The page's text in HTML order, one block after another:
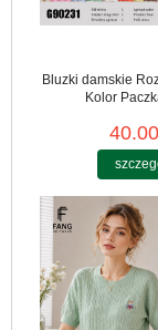
Bluzki damskie
Kolor